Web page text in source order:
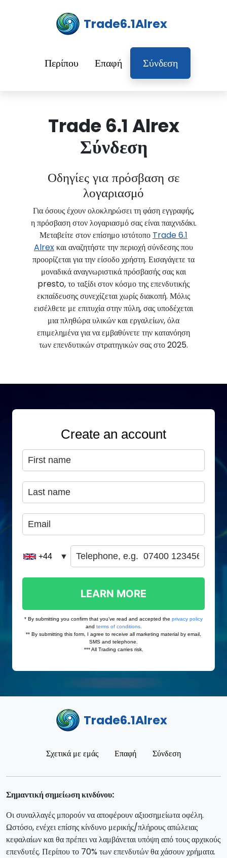
Trade6.1Alrex
Περίπου Επαφή Σύνδεση
Trade 6.1 Alrex
Σύνδεση
Οδηγίες για πρόσβαση σε
λογαριασμό
Για όσους έχουν ολοκληρώσει τη φάση εγγραφής,
η πρόσβαση στον λογαριασμό σας είναι παιχνιδάκι.
Μεταβείτε στον επίσημο ιστότοπο Trade 6.1
Alrexκαι αναζητήστε την περιοχή σύνδεσης που
προορίζεται για την είσοδο χρήστη. Εισαγάγετε τα
μοναδικά αναγνωριστικά πρόσβασής σας και
presto, το ταξίδι στον κόσμο της επενδυτικής
εκπαίδευσης συνεχίζεται χωρίς διακοπή. Μόλις
εισέλθετε με επιτυχία στην πύλη, σας υποδέχεται
μια πληθώρα υλικών και εργαλείων, όλα
επιμελημένα για να εμβαθύνετε την κατανόηση
των επενδυτικών στρατηγικών σας στο 2025.
Trade6.1Alrex
Σχετικά με εμάς Επαφή Σύνδεση
Σημαντική σημείωση κινδύνου:
Οι συναλλαγές μπορούν να αποφέρουν αξιοσημείωτα οφέλη.
Ωστόσο, ενέχει επίσης κίνδυνο μερικής/πλήρους απώλειας
κεφαλαίων και θα πρέπει να λαμβάνεται υπόψη από τους αρχικούς
επενδυτές. Περίπου το 70% των επενδυτών θα χάσουν χρήματα.